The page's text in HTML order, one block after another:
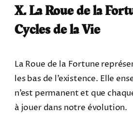
X. La Roue de la
Cycles de la Vie
La Roue de la Fortune
les bas de l’existence. Elle
n’est permanent et que
à jouer dans notre évolution.